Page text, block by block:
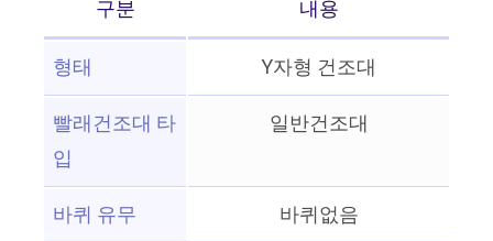
구분
내용
형태
Y자형 건조대
빨래건조대 타
입
일반건조대
바퀴 유무
바퀴없음